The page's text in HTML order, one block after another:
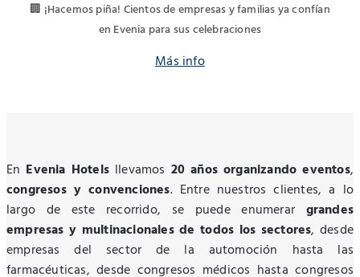
🏢 ¡Hacemos piña! Cientos de empresas y familias ya confían
en Evenia para sus celebraciones
Más info
En Evenia Hotelsllevamos 20 años organizando eventos,
congresos y convenciones. Entre nuestros clientes, a lo
largo de este recorrido, se puede enumerar grandes
empresas y multinacionales de todos los sectores, desde
empresas del sector de la automoción hasta las
farmacéuticas, desde congresos médicos hasta congresos